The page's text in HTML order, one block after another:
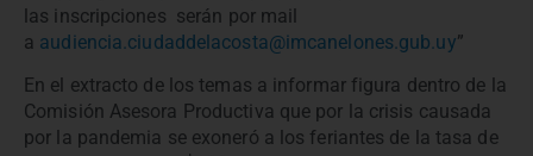
las inscripciones serán por mail
a audiencia.ciudaddelacosta@imcanelones.gub.uy”
En el extracto de los temas a informar figura dentro de la
Comisión Asesora Productiva que por la crisis causada
por la pandemia se exoneró a los feriantes de la tasa de